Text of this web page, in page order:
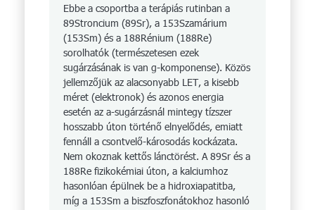
Ebbe a csoportba a terápiás rutinban a
89Stroncium (89Sr), a 153Szamárium
(153Sm) és a 188Rénium (188Re)
sorolhatók (természetesen ezek
sugárzásának is van g-komponense). Közös
jellemzőjük az alacsonyabb LET, a kisebb
méret (elektronok) és azonos energia
esetén az a-sugárzásnál mintegy tízszer
hosszabb úton történő elnyelődés, emiatt
fennáll a csontvelő-károsodás kockázata.
Nem okoznak kettős lánctörést. A 89Sr és a
188Re fizikokémiai úton, a kalciumhoz
hasonlóan épülnek be a hidroxiapatitba,
míg a 153Sm a biszfoszfonátokhoz hasonló